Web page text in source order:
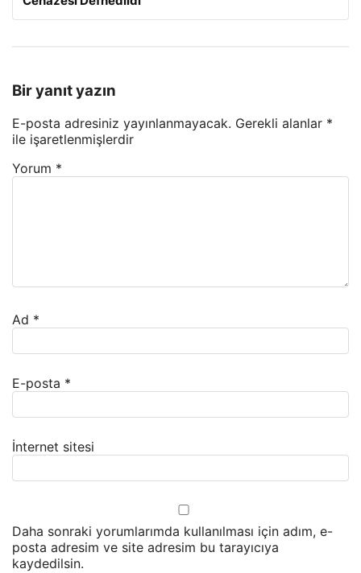
Bir yanıt yazın
E-posta adresiniz yayınlanmayacak. Gerekli alanlar *
ile işaretlenmişlerdir
Yorum *
Ad *
E-posta *
İnternet sitesi
Daha sonraki yorumlarımda kullanılması için adım, e-
posta adresim ve site adresim bu tarayıcıya
kaydedilsin.